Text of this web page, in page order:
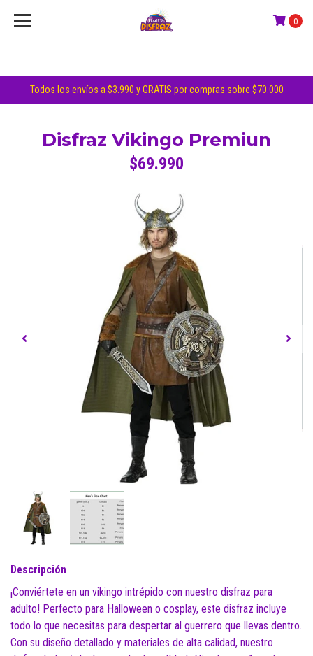
Todos los envíos a $3.990 y GRATIS por compras sobre $70.000
0
Disfraz Vikingo Premiun
$69.990
Descripción
¡Conviértete en un vikingo intrépido con nuestro disfraz para
adulto! Perfecto para Halloween o cosplay, este disfraz incluye
todo lo que necesitas para despertar al guerrero que llevas dentro.
Con su diseño detallado y materiales de alta calidad, nuestro